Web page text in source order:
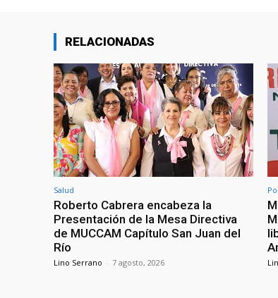
RELACIONADAS
Salud
Roberto Cabrera encabeza la
Presentación de la Mesa Directiva
de MUCCAM Capítulo San Juan del
Río
Lino Serrano - 7 agosto, 2026